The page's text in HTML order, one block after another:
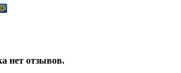
нет отзывов.